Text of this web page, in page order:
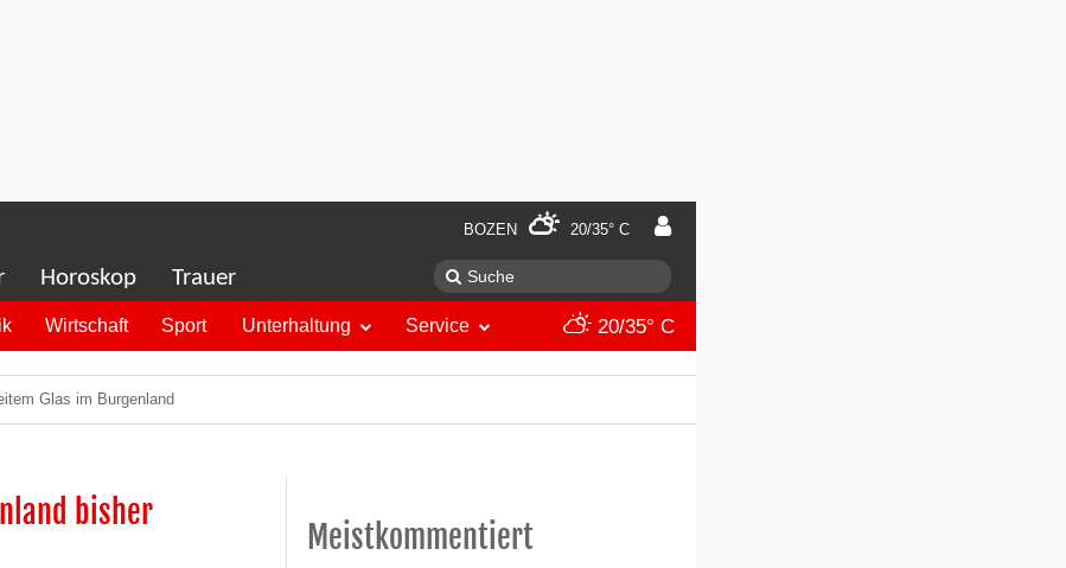
BOZEN 20/35° C
Horoskop Trauer
Wirtschaft Sport Unterhaltung Service 20/35° C
Glas im Burgenland
bisher
Meistkommentiert